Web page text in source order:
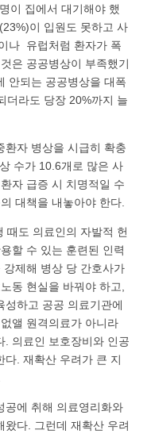
이 집에서 대기해야 했
이 입원도 못하고 사
나 유럽처럼 환자가 폭
은 공공병상이 부족했기
안되는 공공병상을 대폭
더라도 당장 20%까지 늘
환자 병상을 시급히 확충
수가 10.6개로 많은 사
자 급증 시 치명적일 수
대책을 내놓아야 한다.
때도 의료인의 자발적 헌
할 수 있는 훈련된 인력
제해 병상 당 간호사가
동 현실을 바꿔야 하고,
성하고 공공 의료기관에
앨 원격의료가 아니라
. 의료인 보호장비와 인공
다. 재확산 우려가 큰 지
공에 취해 의료영리화와
왔다. 그런데 재확산 우려